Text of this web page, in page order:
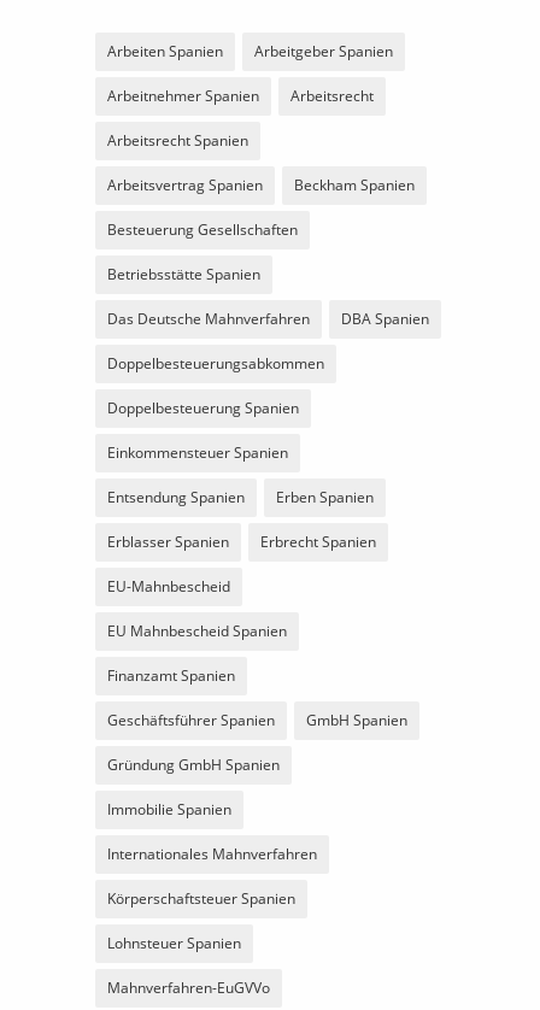
Arbeiten Spanien Arbeitgeber Spanien
Arbeitnehmer Spanien Arbeitsrecht
Arbeitsrecht Spanien
Arbeitsvertrag Spanien Beckham Spanien
Besteuerung Gesellschaften
Betriebsstätte Spanien
Das Deutsche Mahnverfahren DBA Spanien
Doppelbesteuerungsabkommen
Doppelbesteuerung Spanien
Einkommensteuer Spanien
Entsendung Spanien Erben Spanien
Erblasser Spanien Erbrecht Spanien
EU-Mahnbescheid
EU Mahnbescheid Spanien
Finanzamt Spanien
Geschäftsführer Spanien GmbH Spanien
Gründung GmbH Spanien
Immobilie Spanien
Internationales Mahnverfahren
Körperschaftsteuer Spanien
Lohnsteuer Spanien
Mahnverfahren-EuGVVo